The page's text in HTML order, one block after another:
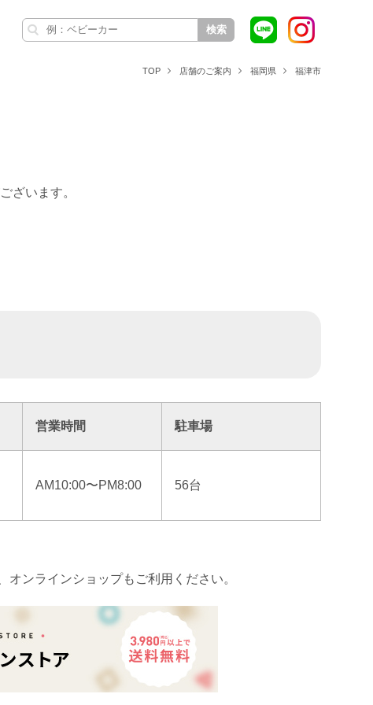
検索
TOP 店舗のご案内 福岡県 福津市
ざいます。
営業時間 駐車場
AM10:00〜PM8:00 56台
ンラインショップもご利用ください。